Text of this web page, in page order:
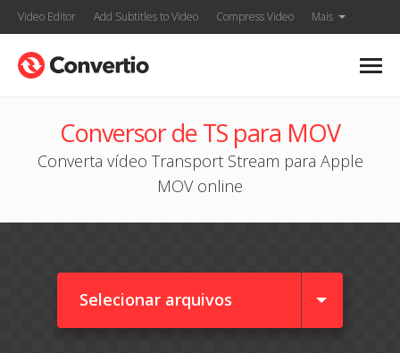
Video Editor Add Subtitles to Video Compress Video Mais
Conversor de TS para MOV
Converta vídeo Transport Stream para Apple
MOV online
Selecionar arquivos